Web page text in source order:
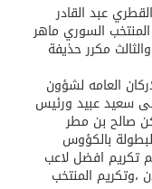
القطري عبد القادر
المنتخب السوري ماهر
مكرر حذيفة
العامه لشؤون
سعيد عبيد ورئيس
صالح بن مطر
بالكؤوس
تكريم افضل لاعب
المنتخب